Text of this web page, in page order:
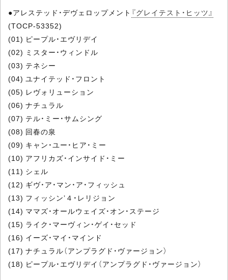
●アレステッド・デヴェロップメント 『グレイテスト・ヒッツ』
(TOCP-53352)
(01) ピープル・エヴリデイ
(02) ミスター・ウィンドル
(03) テネシー
(04) ユナイテッド・フロント
(05) レヴォリューション
(06) ナチュラル
(07) テル・ミー・サムシング
(08) 回春の泉
(09) キャン・ユー・ヒア・ミー
(10) アフリカズ・インサイド・ミー
(11) シェル
(12) ギヴ・ア・マン・ア・フィッシュ
(13) フィッシン’４・レリジョン
(14) ママズ・オールウェイズ・オン・ステージ
(15) ライク・マーヴィン・ゲイ・セッド
(16) イーズ・マイ・マインド
(17) ナチュラル（アンプラグド・ヴァージョン）
(18) ピープル・エヴリデイ（アンプラグド・ヴァージョン）